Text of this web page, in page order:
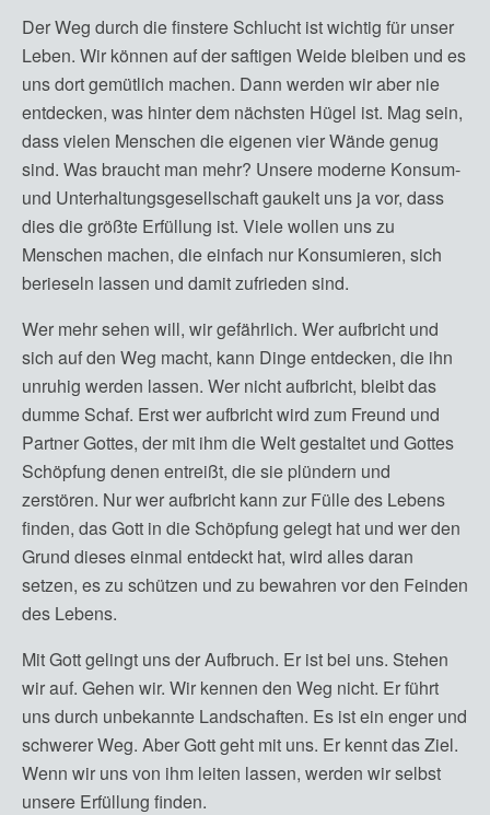
Der Weg durch die finstere Schlucht ist wichtig für unser
Leben. Wir können auf der saftigen Weide bleiben und es
uns dort gemütlich machen. Dann werden wir aber nie
entdecken, was hinter dem nächsten Hügel ist. Mag sein,
dass vielen Menschen die eigenen vier Wände genug
sind. Was braucht man mehr? Unsere moderne Konsum-
und Unterhaltungsgesellschaft gaukelt uns ja vor, dass
dies die größte Erfüllung ist. Viele wollen uns zu
Menschen machen, die einfach nur Konsumieren, sich
berieseln lassen und damit zufrieden sind.
Wer mehr sehen will, wir gefährlich. Wer aufbricht und
sich auf den Weg macht, kann Dinge entdecken, die ihn
unruhig werden lassen. Wer nicht aufbricht, bleibt das
dumme Schaf. Erst wer aufbricht wird zum Freund und
Partner Gottes, der mit ihm die Welt gestaltet und Gottes
Schöpfung denen entreißt, die sie plündern und
zerstören. Nur wer aufbricht kann zur Fülle des Lebens
finden, das Gott in die Schöpfung gelegt hat und wer den
Grund dieses einmal entdeckt hat, wird alles daran
setzen, es zu schützen und zu bewahren vor den Feinden
des Lebens.
Mit Gott gelingt uns der Aufbruch. Er ist bei uns. Stehen
wir auf. Gehen wir. Wir kennen den Weg nicht. Er führt
uns durch unbekannte Landschaften. Es ist ein enger und
schwerer Weg. Aber Gott geht mit uns. Er kennt das Ziel.
Wenn wir uns von ihm leiten lassen, werden wir selbst
unsere Erfüllung finden.